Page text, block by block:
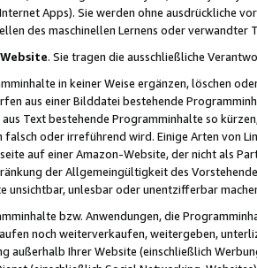
Apps). Sie werden ohne ausdrückliche
des maschinellen Lernens oder
. Sie tragen die ausschließliche
in keiner Weise ergänzen, löschen
aus einer Bilddatei bestehende
Text bestehende Programminhalte so
falsch oder irreführend wird. Einige Arten von
auf einer Amazon-Website, der nicht als
der Allgemeingültigkeit des
unsichtbar, unlesbar oder unentzifferbar
bzw. Anwendungen, die
noch weiterverkaufen, weitergeben,
außerhalb Ihrer Website (einschließlich